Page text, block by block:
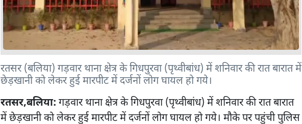
रतसर (बलिया) गड़वार थाना क्षेत्र के गिधपुरवा (पृथ्वीबांध) में शनिवार की रात बारात में
छेड़खानी को लेकर हुई मारपीट में दर्जनों लोग घायल हो गये।
रतसर,बलिया: गड़वार थाना क्षेत्र के गिधपुरवा (पृथ्वीबांध) में शनिवार की रात बारात
में छेड़खानी को लेकर हुई मारपीट में दर्जनों लोग घायल हो गये। मौके पर पहुंची पुलिस